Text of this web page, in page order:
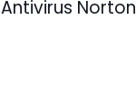
Antivirus Norton